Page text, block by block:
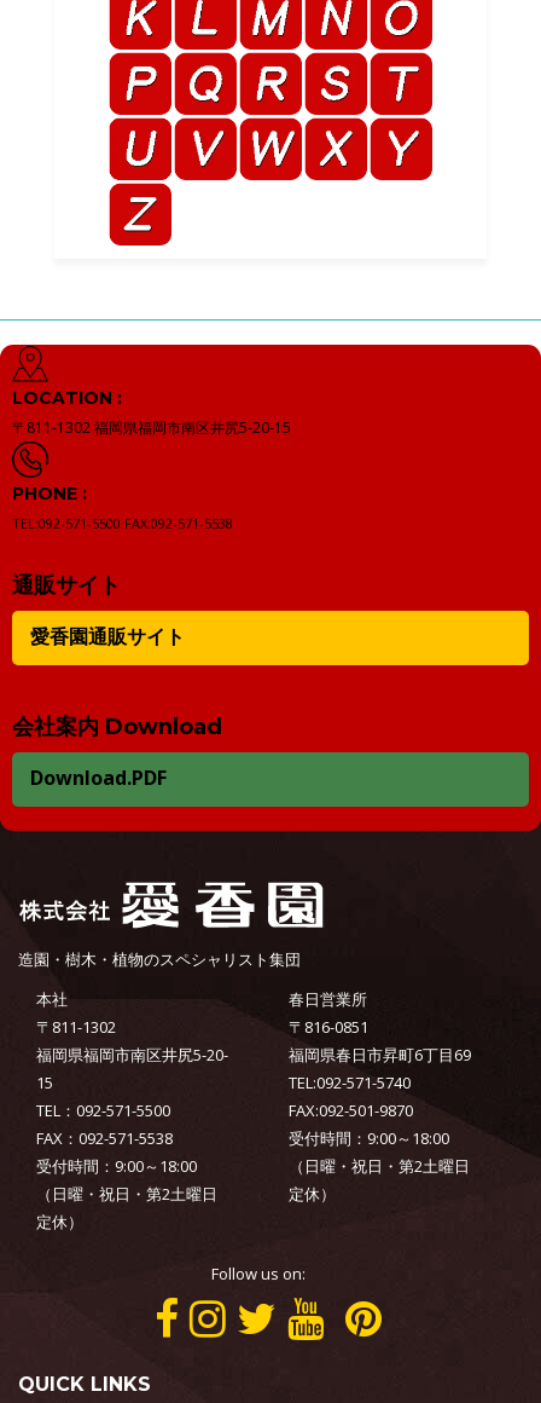
LOCATION :
〒811-1302福岡県福岡市南区井尻5-20-15
PHONE :
TEL:092-571-5500 FAX:092-571-5538
通販サイト
愛香園通販サイト
会社案内 Download
Download.PDF
造園・樹木・植物のスペシャリスト集団
本社
〒811-1302
福岡県福岡市南区井尻5-20-
15
TEL：092-571-5500
FAX：092-571-5538
受付時間：9:00～18:00
（日曜・祝日・第2土曜日
定休）
春日営業所
〒816-0851
福岡県春日市昇町6丁目69
TEL:092-571-5740
FAX:092-501-9870
受付時間：9:00～18:00
（日曜・祝日・第2土曜日
定休）
Follow us on:
QUICK LINKS